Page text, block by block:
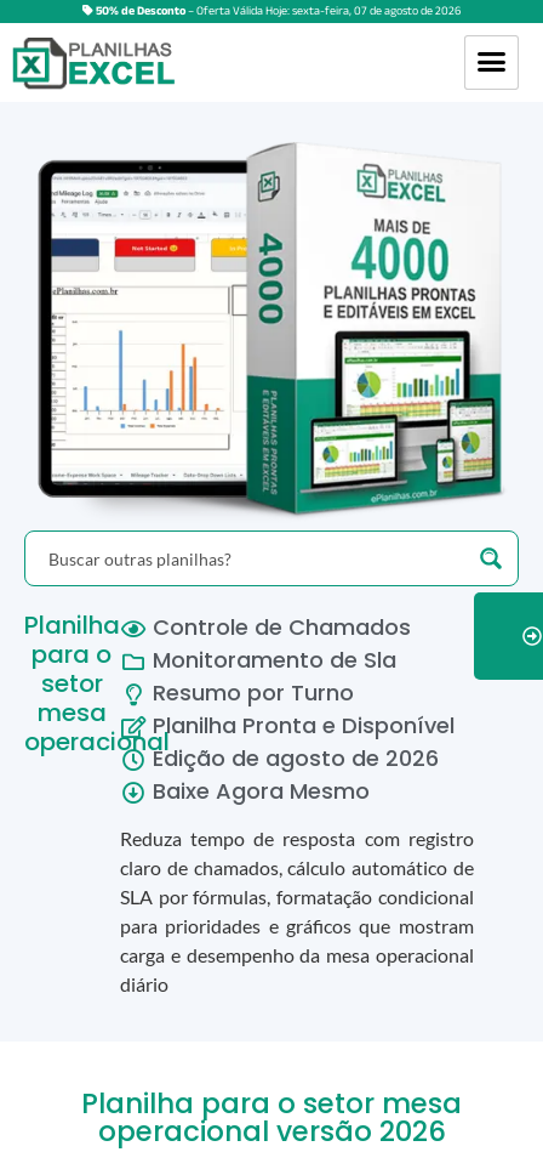
50% de Desconto– Oferta Válida Hoje:sexta-feira,07deagostode2026
Planilha
para o
setor
mesa
operacional
Controle de Chamados
Monitoramento de Sla
Resumo por Turno
Planilha Pronta e Disponível
Edição de agosto de 2026
Baixe Agora Mesmo
Reduza tempo de resposta com registro
claro de chamados, cálculo automático de
SLA por fórmulas, formatação condicional
para prioridades e gráficos que mostram
carga e desempenho da mesa operacional
diário
Planilha para o setor mesa
operacional versão 2026